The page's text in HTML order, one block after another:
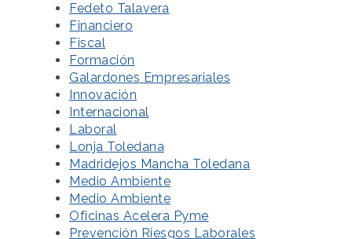
Fedeto Talavera
Financiero
Fiscal
Formación
Galardones Empresariales
Innovación
Internacional
Laboral
Lonja Toledana
Madridejos Mancha Toledana
Medio Ambiente
Medio Ambiente
Oficinas Acelera Pyme
Prevención Riesgos Laborales